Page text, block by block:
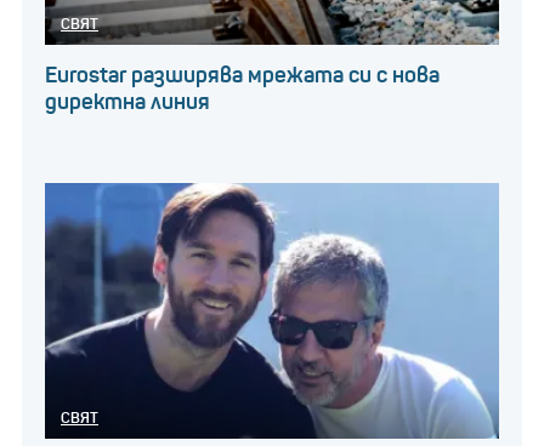
СВЯТ
Eurostar разширява мрежата си с нова
директна линия
СВЯТ